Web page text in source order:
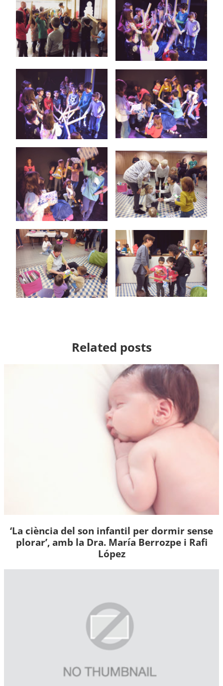
Related posts
‘La ciència del son infantil per dormir sense
plorar’, amb la Dra. María Berrozpe i Rafi
López